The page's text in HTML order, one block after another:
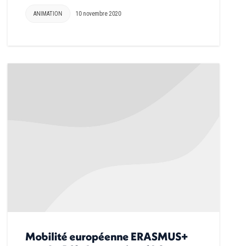
ANIMATION 10 novembre 2020
Mobilité européenne ERASMUS+